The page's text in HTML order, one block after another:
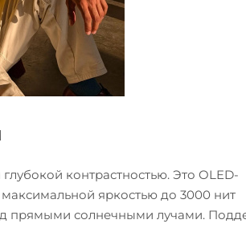
контрастностью. Это OLED-
яркостью до 3000 нит
прямыми солнечными лучами.